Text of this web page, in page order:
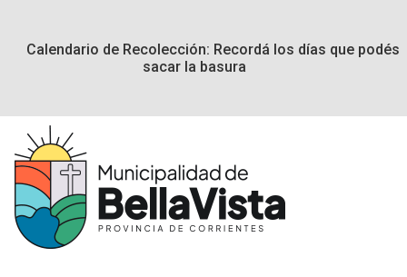
Calendario de Recolección: Recordá los días que podés
sacar la basura